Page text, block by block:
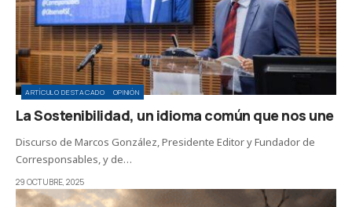
ARTÍCULO DESTACADO OPINIÓN
La Sostenibilidad, un idioma común que nos une
Discurso de Marcos González, Presidente Editor y Fundador de
Corresponsables, y de…
29 OCTUBRE, 2025